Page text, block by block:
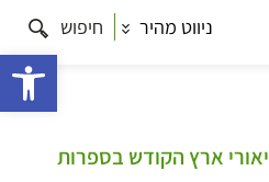
ניווט מהיר חיפוש
ארץ הקודש בספרות